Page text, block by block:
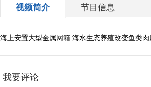
视频简介 节目信息
海上安置大型金属网箱 海水生态养殖改变鱼类肉